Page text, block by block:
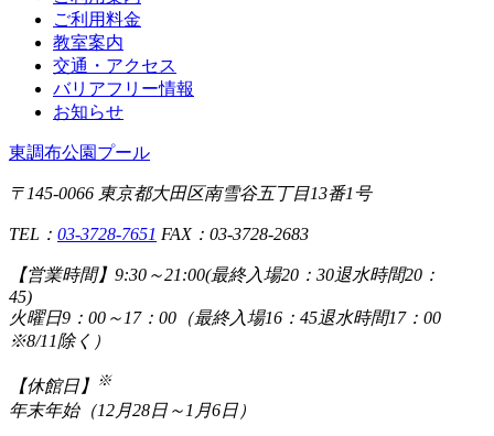
ご利用料金
教室案内
交通・アクセス
バリアフリー情報
お知らせ
東調布公園プール
〒145-0066 東京都大田区南雪谷五丁目13番1号
TEL： 03-3728-7651 FAX：03-3728-2683
【営業時間】 9:30～21:00(最終入場20：30退水時間20：
45)
火曜日9：00～17：00（最終入場16：45退水時間17：00
※8/11除く）
【休館日】 ※
年末年始（12月28日～1月6日）